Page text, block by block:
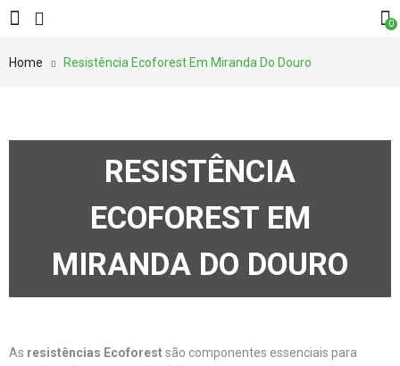
0
Home Resistência Ecoforest Em Miranda Do Douro
RESISTÊNCIA
ECOFOREST EM
MIRANDA DO DOURO
As resistências Ecoforestsão componentes essenciais para